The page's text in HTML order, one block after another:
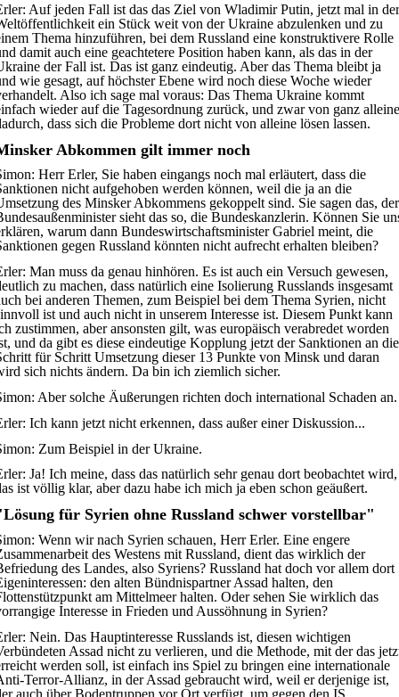
Auf jeden Fall ist das das Ziel von Wladimir Putin, jetzt mal in der
ein Stück weit von der Ukraine abzulenken und zu
Thema hinzuführen, bei dem Russland eine konstruktivere Rolle
damit auch eine geachtetere Position haben kann, als das in der
der Fall ist. Das ist ganz eindeutig. Aber das Thema bleibt ja
wie gesagt, auf höchster Ebene wird noch diese Woche wieder
Also ich sage mal voraus: Das Thema Ukraine kommt
wieder auf die Tagesordnung zurück, und zwar von ganz
dass sich die Probleme dort nicht von alleine lösen lassen.
Abkommen gilt immer noch
Herr Erler, Sie haben eingangs noch mal erläutert, dass die
nicht aufgehoben werden können, weil die ja an die
des Minsker Abkommens gekoppelt sind. Sie sagen das, der
sieht das so, die Bundeskanzlerin. Können Sie
warum dann Bundeswirtschaftsminister Gabriel meint, die
gegen Russland könnten nicht aufrecht erhalten bleiben?
Man muss da genau hinhören. Es ist auch ein Versuch gewesen,
zu machen, dass natürlich eine Isolierung Russlands insgesamt
bei anderen Themen, zum Beispiel bei dem Thema Syrien, nicht
ist und auch nicht in unserem Interesse ist. Diesem Punkt kann
zustimmen, aber ansonsten gilt, was europäisch verabredet worden
und da gibt es diese eindeutige Kopplung jetzt der Sanktionen an die
für Schritt Umsetzung dieser 13 Punkte von Minsk und daran
sich nichts ändern. Da bin ich ziemlich sicher.
Aber solche Äußerungen richten doch international Schaden an.
Ich kann jetzt nicht erkennen, dass außer einer Diskussion...
Zum Beispiel in der Ukraine.
Ja! Ich meine, dass das natürlich sehr genau dort beobachtet wird,
ist völlig klar, aber dazu habe ich mich ja eben schon geäußert.
für Syrien ohne Russland schwer vorstellbar"
Wenn wir nach Syrien schauen, Herr Erler. Eine engere
des Westens mit Russland, dient das wirklich der
des Landes, also Syriens? Russland hat doch vor allem dort
den alten Bündnispartner Assad halten, den
am Mittelmeer halten. Oder sehen Sie wirklich das
Interesse in Frieden und Aussöhnung in Syrien?
Nein. Das Hauptinteresse Russlands ist, diesen wichtigen
Assad nicht zu verlieren, und die Methode, mit der das
werden soll, ist einfach ins Spiel zu bringen eine internationale
Terror-Allianz, in der Assad gebraucht wird, weil er derjenige ist,
auch über Bodentruppen vor Ort verfügt, um gegen den IS